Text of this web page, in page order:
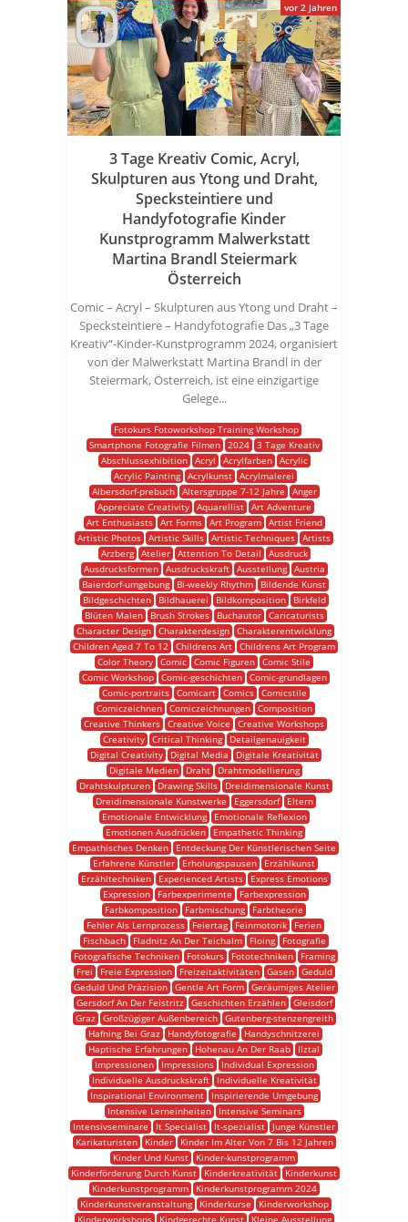
3 Tage Kreativ Comic, Acryl,
Skulpturen aus Ytong und Draht,
Specksteintiere und
Handyfotografie Kinder
Kunstprogramm Malwerkstatt
Martina Brandl Steiermark
Österreich
Comic – Acryl – Skulpturen aus Ytong und Draht –
Specksteintiere – Handyfotografie Das „3 Tage
Kreativ“-Kinder-Kunstprogramm 2024, organisiert
von der Malwerkstatt Martina Brandl in der
Steiermark, Österreich, ist eine einzigartige
Gelege...
Fotokurs Fotoworkshop Training Workshop
Smartphone Fotografie Filmen
2024
3 Tage Kreativ
Abschlussexhibition
Acryl Acrylfarben
Acrylic
Acrylic Painting Acrylkunst Acrylmalerei
Albersdorf-prebuch
Altersgruppe 7-12 Jahre
Anger
Appreciate Creativity
Aquarellist
Art Adventure
Art Enthusiasts
Art Forms Art Program
Artist Friend
Artistic Photos Artistic Skills Artistic Techniques Artists
Arzberg
Atelier Attention To Detail
Ausdruck
Ausdrucksformen
Ausdruckskraft Ausstellung
Austria
Baierdorf-umgebung
Bi-weekly Rhythm
Bildende Kunst
Bildgeschichten
Bildhauerei Bildkomposition
Birkfeld
Blüten Malen
Brush Strokes Buchautor
Caricaturists
Character Design Charakterdesign Charakterentwicklung
Children Aged 7 To 12 Childrens Art Childrens Art Program
Color Theory Comic Comic Figuren Comic Stile
Comic Workshop
Comic-geschichten
Comic-grundlagen
Comic-portraits
Comicart Comics
Comicstile
Comiczeichnen
Comiczeichnungen
Composition
Creative Thinkers Creative Voice
Creative Workshops
Creativity
Critical Thinking
Detailgenauigkeit
Digital Creativity
Digital Media
Digitale Kreativität
Digitale Medien
Draht
Drahtmodellierung
Drahtskulpturen
Drawing Skills
Dreidimensionale Kunst
Dreidimensionale Kunstwerke
Eggersdorf
Eltern
Emotionale Entwicklung
Emotionale Reflexion
Emotionen Ausdrücken
Empathetic Thinking
Empathisches Denken
Entdeckung Der Künstlerischen Seite
Erfahrene Künstler
Erholungspausen
Erzählkunst
Erzähltechniken
Experienced Artists
Express Emotions
Expression
Farbexperimente
Farbexpression
Farbkomposition
Farbmischung
Farbtheorie
Fehler Als Lernprozess
Feiertag Feinmotorik
Ferien
Fischbach
Fladnitz An Der Teichalm Floing
Fotografie
Fotografische Techniken
Fotokurs Fototechniken
Framing
Frei
Freie Expression Freizeitaktivitäten Gasen
Geduld
Geduld Und Präzision
Gentle Art Form
Geräumiges Atelier
Gersdorf An Der Feistritz
Geschichten Erzählen
Gleisdorf
Graz
Großzügiger Außenbereich
Gutenberg-stenzengreith
Hafning Bei Graz
Handyfotografie
Handyschnitzerei
Haptische Erfahrungen
Hohenau An Der Raab
Ilztal
Impressionen
Impressions
Individual Expression
Individuelle Ausdruckskraft
Individuelle Kreativität
Inspirational Environment
Inspirierende Umgebung
Intensive Lerneinheiten
Intensive Seminars
Intensivseminare
It Specialist It-spezialist
Junge Künstler
Karikaturisten
Kinder
Kinder Im Alter Von 7 Bis 12 Jahren
Kinder Und Kunst
Kinder-kunstprogramm
Kinderförderung Durch Kunst
Kinderkreativität
Kinderkunst
Kinderkunstprogramm
Kinderkunstprogramm 2024
Kinderkunstveranstaltung
Kinderkurse
Kinderworkshop
Kinderworkshops
Kindgerechte Kunst Kleine Ausstellung
vor 2 Jahren